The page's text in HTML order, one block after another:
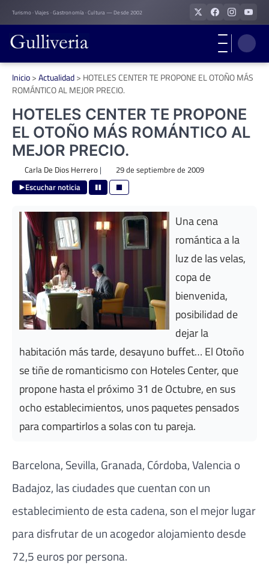
Skip
to
content
Turismo · Viajes · Gastronomía · Cultura — Desde 2002
Inicio>Actualidad> HOTELES CENTER TE PROPONE EL OTOÑO MÁS
ROMÁNTICO AL MEJOR PRECIO.
HOTELES CENTER TE PROPONE
EL OTOÑO MÁS ROMÁNTICO AL
MEJOR PRECIO.
Carla De Dios Herrero| 29 de septiembre de 2009
Escuchar noticia
Una cena
romántica a la
luz de las velas,
copa de
bienvenida,
posibilidad de
dejar la
habitación más tarde, desayuno buffet… El Otoño
se tiñe de romanticismo con Hoteles Center, que
propone hasta el próximo 31 de Octubre, en sus
ocho establecimientos, unos paquetes pensados
para compartirlos a solas con tu pareja.
Barcelona, Sevilla, Granada, Córdoba, Valencia o
Badajoz, las ciudades que cuentan con un
establecimiento de esta cadena, son el mejor lugar
para disfrutar de un acogedor alojamiento desde
72,5 euros por persona.